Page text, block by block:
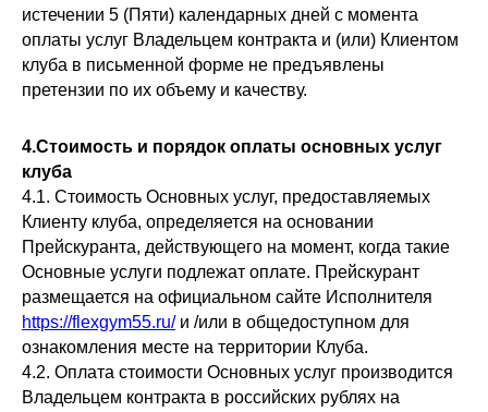
истечении 5 (Пяти) календарных дней с момента
оплаты услуг Владельцем контракта и (или) Клиентом
клуба в письменной форме не предъявлены
претензии по их объему и качеству.
4.Стоимость и порядок оплаты основных услуг
клуба
4.1. Стоимость Основных услуг, предоставляемых
Клиенту клуба, определяется на основании
Прейскуранта, действующего на момент, когда такие
Основные услуги подлежат оплате. Прейскурант
размещается на официальном сайте Исполнителя
https://flexgym55.ru/и /или в общедоступном для
ознакомления месте на территории Клуба.
4.2. Оплата стоимости Основных услуг производится
Владельцем контракта в российских рублях на